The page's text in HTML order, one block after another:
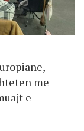
me
e